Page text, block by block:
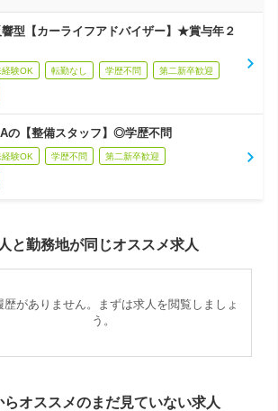
型【カーライフアドバイザー】★賞与年２
験OK 転勤なし 学歴不問 第二新卒歓迎
の【整備スタッフ】◎学歴不問
験OK 学歴不問 第二新卒歓迎
と勤務地が同じオススメ求人
歴がありません。まずは求人を閲覧しましょ
う。
らオススメのまだ見ていない求人